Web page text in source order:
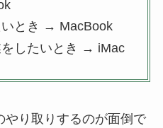
とき → MacBook
したいとき → iMac
やり取りするのが面倒で